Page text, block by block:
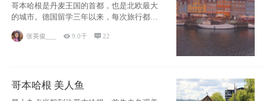
哥本哈根是丹麦王国的首都，也是北欧最大
的城市。德国留学三年以来，每次旅行都是
张英俊___ 9.0千 22
哥本哈根 美人鱼